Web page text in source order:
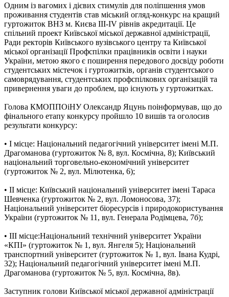
Одним із вагомих і дієвих стимулів для поліпшення умов
проживання студентів став міський огляд-конкурс на кращий
гуртожиток ВНЗ м. Києва ІІІ-ІV рівнів акредитації. Це
спільний проект Київської міської державної адміністрації,
Ради ректорів Київського вузівського центру та Київської
міської організації Профспілки працівників освіти і науки
України, метою якого є поширення передового досвіду роботи
студентських містечок і гуртожитків, органів студентського
самоврядування, студентських профспілкових організацій та
привернення уваги до проблем, що існують у гуртожитках.
Голова КМОППОіНУ Олександр Яцунь поінформував, що до
фінального етапу конкурсу пройшло 10 вишів та оголосив
результати конкурсу:
• І місце: Національний педагогічний університет імені М.П.
Драгоманова (гуртожиток № 8, вул. Космічна, 8); Київський
національний торговельно-економічний університет
(гуртожиток № 2, вул. Мілютенка, 6);
• ІІ місце: Київський національний університет імені Тараса
Шевченка (гуртожиток № 2, вул. Ломоносова, 37);
Національний університет біоресурсів і природокористування
України (гуртожиток № 11, вул. Генерала Родімцева, 7б);
• ІІІ місце:Національний технічний університет України
«КПІ» (гуртожиток № 1, вул. Янгеля 5); Національний
транспортний університет (гуртожиток № 1, вул. Івана Кудрі,
32); Національний педагогічний університет імені М.П.
Драгоманова (гуртожиток № 5, вул. Космічна, 8в).
Заступник голови Київської міської державної адміністрації